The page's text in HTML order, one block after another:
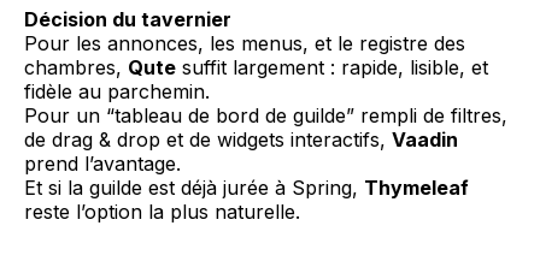
Décision du tavernier
Pour les annonces, les menus, et le registre des
chambres, Qute suffit largement : rapide, lisible, et
fidèle au parchemin.
Pour un “tableau de bord de guilde” rempli de filtres,
de drag & drop et de widgets interactifs, Vaadin
prend l’avantage.
Et si la guilde est déjà jurée à Spring, Thymeleaf
reste l’option la plus naturelle.